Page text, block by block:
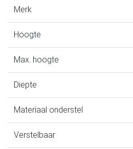
Merk
Hoogte
Max. hoogte
Diepte
Materiaal onderstel
Verstelbaar